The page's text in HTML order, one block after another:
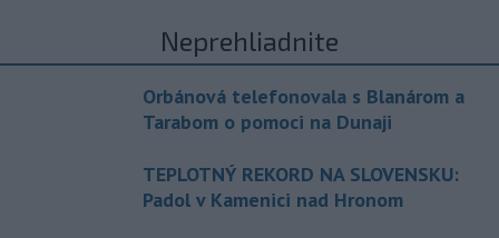
Neprehliadnite
Orbánová telefonovala s Blanárom a
Tarabom o pomoci na Dunaji
TEPLOTNÝ REKORD NA SLOVENSKU:
Padol v Kamenici nad Hronom